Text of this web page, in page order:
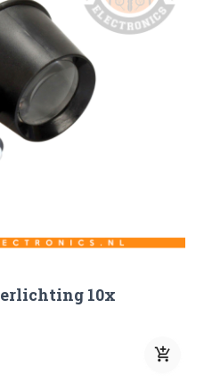
10x
add_shopping_cart